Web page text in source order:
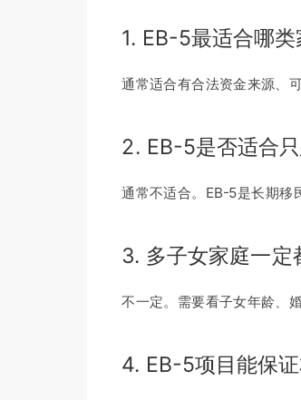
1. EB-5最适合哪类
通常适合有合法资金来源、
2. EB-5是否适合
通常不适合。EB-5是长期移
3. 多子女家庭一定
不一定。需要看子女年龄、
4. EB-5项目能保